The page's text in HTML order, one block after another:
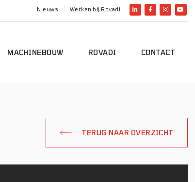
Nieuws Werken bij Rovadi
MACHINEBOUW ROVADI CONTACT
TERUG NAAR OVERZICHT